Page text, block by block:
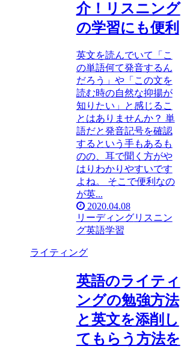
介！リスニング
の学習にも便利
英文を読んでいて「こ
の単語何て発音するん
だろう」や「この文を
読む時の自然な抑揚が
知りたい」と感じるこ
とはありませんか？ 単
語だと発音記号を確認
するという手もあるも
のの、耳で聞く方がや
はりわかりやすいです
よね。 そこで便利なの
が英...
2020.04.08
リーディングリスニン
グ英語学習
ライティング
英語のライティ
ングの勉強方法
と英文を添削し
てもらう方法を